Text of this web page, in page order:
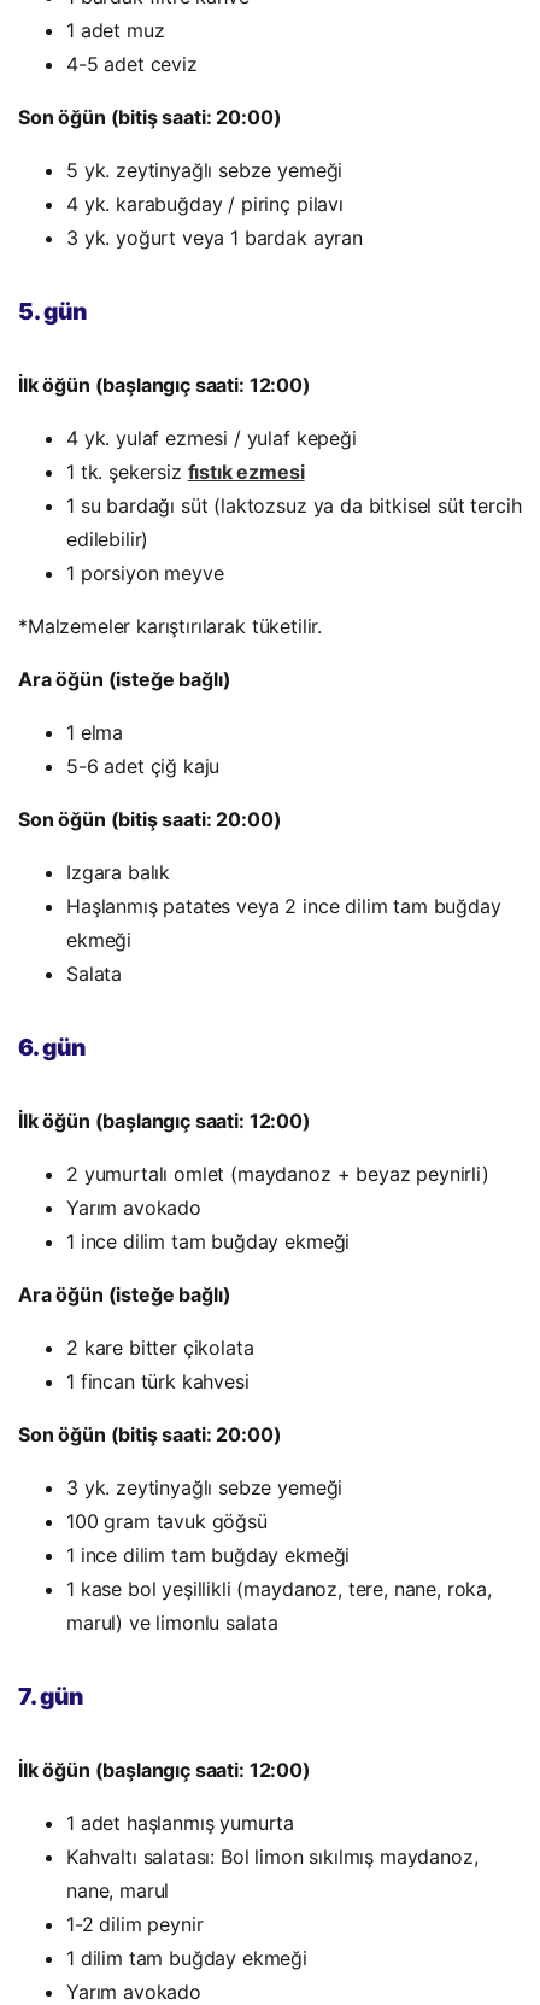
1 adet muz
4-5 adet ceviz
Son öğün (bitiş saati: 20:00)
5 yk. zeytinyağlı sebze yemeği
4 yk. karabuğday / pirinç pilavı
3 yk. yoğurt veya 1 bardak ayran
5. gün
İlk öğün (başlangıç saati: 12:00)
4 yk. yulaf ezmesi / yulaf kepeği
1 tk. şekersiz fıstık ezmesi
1 su bardağı süt (laktozsuz ya da bitkisel süt tercih
edilebilir)
1 porsiyon meyve
*Malzemeler karıştırılarak tüketilir.
Ara öğün (isteğe bağlı)
1 elma
5-6 adet çiğ kaju
Son öğün (bitiş saati: 20:00)
Izgara balık
Haşlanmış patates veya 2 ince dilim tam buğday
ekmeği
Salata
6. gün
İlk öğün (başlangıç saati: 12:00)
2 yumurtalı omlet (maydanoz + beyaz peynirli)
Yarım avokado
1 ince dilim tam buğday ekmeği
Ara öğün (isteğe bağlı)
2 kare bitter çikolata
1 fincan türk kahvesi
Son öğün (bitiş saati: 20:00)
3 yk. zeytinyağlı sebze yemeği
100 gram tavuk göğsü
1 ince dilim tam buğday ekmeği
1 kase bol yeşillikli (maydanoz, tere, nane, roka,
marul) ve limonlu salata
7. gün
İlk öğün (başlangıç saati: 12:00)
1 adet haşlanmış yumurta
Kahvaltı salatası: Bol limon sıkılmış maydanoz,
nane, marul
1-2 dilim peynir
1 dilim tam buğday ekmeği
Yarım avokado